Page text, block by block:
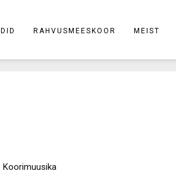
RAHVUSMEESKOOR MEIST
Koorimuusika